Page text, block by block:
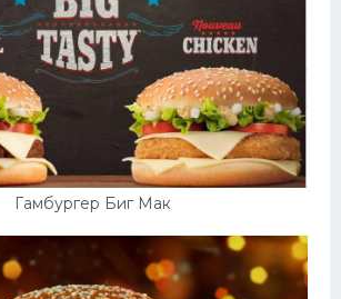
Гамбургер Биг Мак